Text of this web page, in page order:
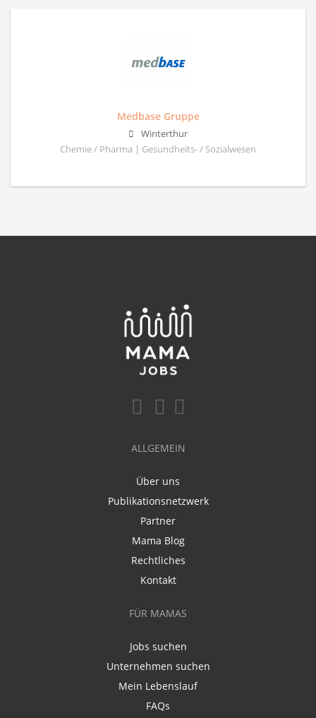
Medbase Gruppe
Winterthur
Chemie / Pharma | Gesundheits- / Sozialwesen
ALLGEMEIN
Über uns
Publikationsnetzwerk
Partner
Mama Blog
Rechtliches
Kontakt
FÜR MAMAS
Jobs suchen
Unternehmen suchen
Mein Lebenslauf
FAQs